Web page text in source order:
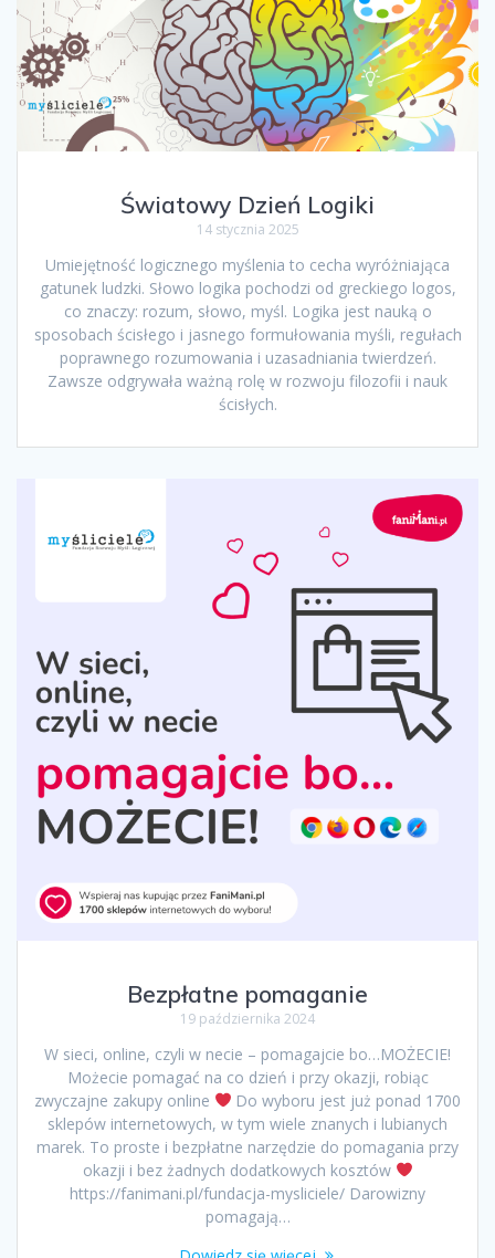
Światowy Dzień Logiki
14 stycznia 2025
Umiejętność logicznego myślenia to cecha wyróżniająca
gatunek ludzki. Słowo logika pochodzi od greckiego logos,
co znaczy: rozum, słowo, myśl. Logika jest nauką o
sposobach ścisłego i jasnego formułowania myśli, regułach
poprawnego rozumowania i uzasadniania twierdzeń.
Zawsze odgrywała ważną rolę w rozwoju filozofii i nauk
ścisłych.
Bezpłatne pomaganie
19 października 2024
W sieci, online, czyli w necie – pomagajcie bo…MOŻECIE!
Możecie pomagać na co dzień i przy okazji, robiąc
zwyczajne zakupy online
Do wyboru jest już ponad 1700
sklepów internetowych, w tym wiele znanych i lubianych
marek. To proste i bezpłatne narzędzie do pomagania przy
okazji i bez żadnych dodatkowych kosztów
https://fanimani.pl/fundacja-mysliciele/ Darowizny
pomagają…